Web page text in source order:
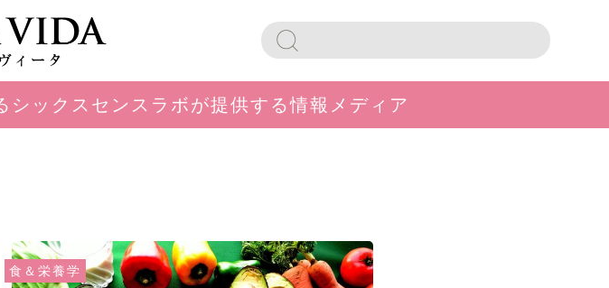
ックスセンスラボが提供する情報メディア
食＆栄養学